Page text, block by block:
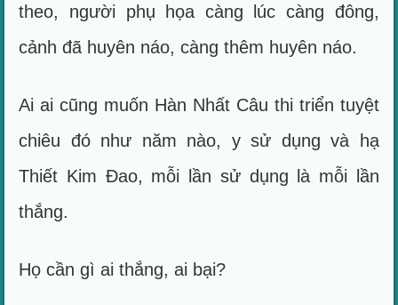
theo, người phụ họa càng lúc càng đông,
cảnh đã huyên náo, càng thêm huyên náo.
Ai ai cũng muốn Hàn Nhất Câu thi triển tuyệt
chiêu đó như năm nào, y sử dụng và hạ
Thiết Kim Đao, mỗi lần sử dụng là mỗi lần
thắng.
Họ cần gì ai thắng, ai bại?